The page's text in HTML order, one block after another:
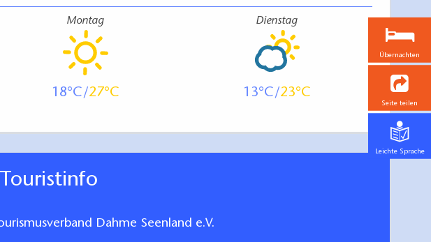
Montag
18 27
Dienstag
13 23
Touristinfo
Dahme Seenland e.V.
Übernachten
Seite teilen
Leichte Sprache